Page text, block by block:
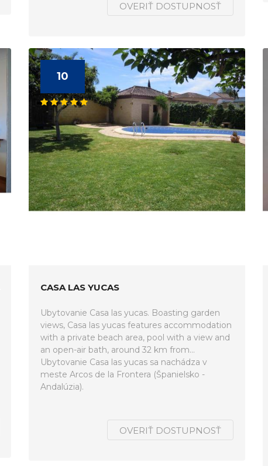
OVERIŤ DOSTUPNOSŤ
10
CASA LAS YUCAS
Ubytovanie Casa las yucas. Boasting garden
views, Casa las yucas features accommodation
with a private beach area, pool with a view and
an open-air bath, around 32 km from...
Ubytovanie Casa las yucas sa nachádza v
meste Arcos de la Frontera (Španielsko -
Andalúzia).
OVERIŤ DOSTUPNOSŤ